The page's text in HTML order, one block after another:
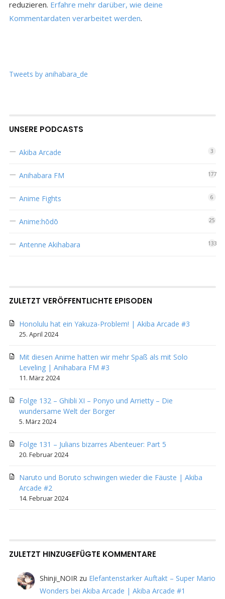
reduzieren. Erfahre mehr darüber, wie deine
Kommentardaten verarbeitet werden.
Tweets by anihabara_de
UNSERE PODCASTS
Akiba Arcade 3
Anihabara FM 177
Anime Fights 6
Anime:hōdō 25
Antenne Akihabara 133
ZULETZT VERÖFFENTLICHTE EPISODEN
Honolulu hat ein Yakuza-Problem! | Akiba Arcade #3
25. April 2024
Mit diesen Anime hatten wir mehr Spaß als mit Solo
Leveling | Anihabara FM #3
11. März 2024
Folge 132 – Ghibli XI – Ponyo und Arrietty – Die
wundersame Welt der Borger
5. März 2024
Folge 131 – Julians bizarres Abenteuer: Part 5
20. Februar 2024
Naruto und Boruto schwingen wieder die Fäuste | Akiba
Arcade #2
14. Februar 2024
ZULETZT HINZUGEFÜGTE KOMMENTARE
Shinji_NOIR zu Elefantenstarker Auftakt – Super Mario
Wonders bei Akiba Arcade | Akiba Arcade #1